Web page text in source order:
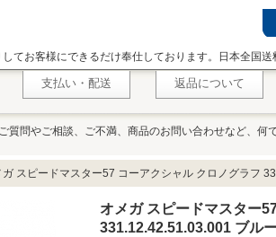
てお客様にできるだけ奉仕しております。日本全国送
支払い・配送 返品について
ご質問やご相談、ご不満、商品のお問い合わせなど、何
ガ スピードマスター57 コーアクシャル クロノグラフ
オメガ スピードマスター
331.12.42.51.03.001 ブル